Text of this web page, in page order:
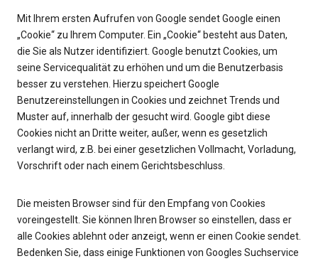
Mit Ihrem ersten Aufrufen von Google sendet Google einen
„Cookie“ zu Ihrem Computer. Ein „Cookie“ besteht aus Daten,
die Sie als Nutzer identifiziert. Google benutzt Cookies, um
seine Servicequalität zu erhöhen und um die Benutzerbasis
besser zu verstehen. Hierzu speichert Google
Benutzereinstellungen in Cookies und zeichnet Trends und
Muster auf, innerhalb der gesucht wird. Google gibt diese
Cookies nicht an Dritte weiter, außer, wenn es gesetzlich
verlangt wird, z.B. bei einer gesetzlichen Vollmacht, Vorladung,
Vorschrift oder nach einem Gerichtsbeschluss.
Die meisten Browser sind für den Empfang von Cookies
voreingestellt. Sie können Ihren Browser so einstellen, dass er
alle Cookies ablehnt oder anzeigt, wenn er einen Cookie sendet.
Bedenken Sie, dass einige Funktionen von Googles Suchservice